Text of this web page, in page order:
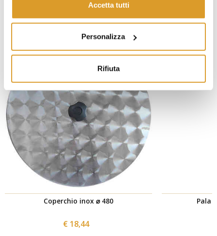
Accetta tutti
Personalizza
Rifiuta
Coperchio inox ⌀ 480
€ 18,44
Pala